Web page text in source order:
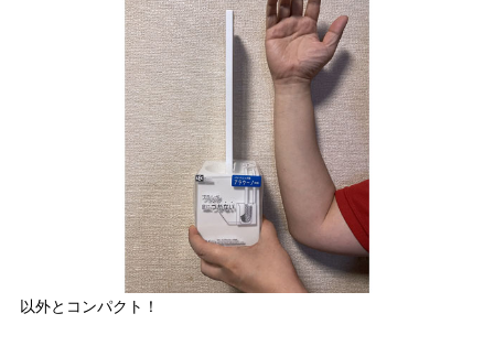
以外とコンパクト！